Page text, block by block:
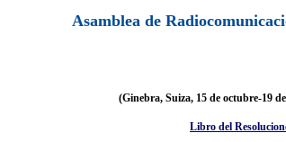
Asamblea de
(Ginebra, Suiza, 15 de octubre-19
Libro del